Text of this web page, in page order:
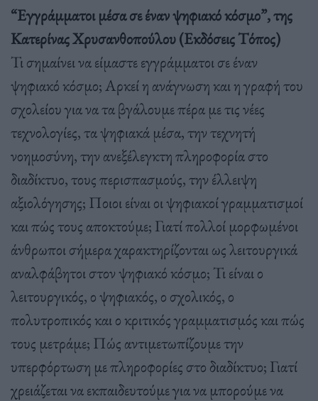
“Εγγράμματοι μέσα σε έναν ψηφιακό κόσμο”, της
Κατερίνας Χρυσανθοπούλου (Εκδόσεις Τόπος)
Τι σηµαίνει να είµαστε εγγράµµατοι σε έναν
ψηφιακό κόσµο; Αρκεί η ανάγνωση και η γραφή του
σχολείου για να τα βγάλουµε πέρα µε τις νέες
τεχνολογίες, τα ψηφιακά µέσα, την τεχνητή
νοηµοσύνη, την ανεξέλεγκτη πληροφορία στο
διαδίκτυο, τους περισπασµούς, την έλλειψη
αξιολόγησης; Ποιοι είναι οι ψηφιακοί γραµµατισµοί
και πώς τους αποκτούµε; Γιατί πολλοί µορφωµένοι
άνθρωποι σήµερα χαρακτηρίζονται ως λειτουργικά
αναλφάβητοι στον ψηφιακό κόσµο; Τι είναι ο
λειτουργικός, ο ψηφιακός, ο σχολικός, ο
πολυτροπικός και ο κριτικός γραµµατισµός και πώς
τους µετράµε; Πώς αντιµετωπίζουµε την
υπερφόρτωση µε πληροφορίες στο διαδίκτυο; Γιατί
χρειάζεται να εκπαιδευτούµε για να µπορούµε να